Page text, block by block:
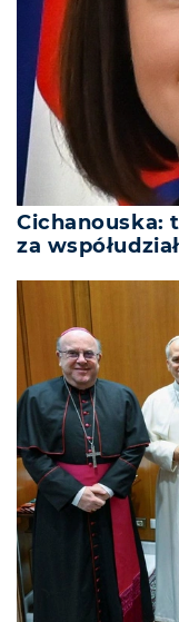
Cichanouska:
za